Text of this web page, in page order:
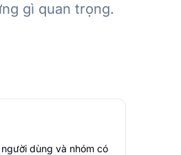
gì quan trọng.
dùng và nhóm có